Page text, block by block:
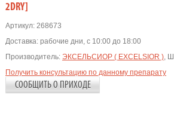
2DRY]
Артикул:268673
Доставка: рабочие дни, с 10:00 до 18:00
Производитель: ЭКСЕЛЬСИОР ( EXCELSIOR ),
Получить консультацию по данному препарату
СООБЩИТЬ О ПРИХОДЕ